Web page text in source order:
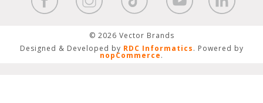
© 2026 Vector Brands
Designed & Developed by RDC Informatics. Powered by
nopCommerce.